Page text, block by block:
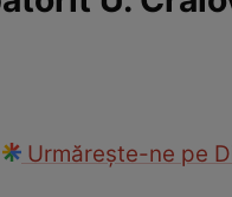
Urmărește-ne pe